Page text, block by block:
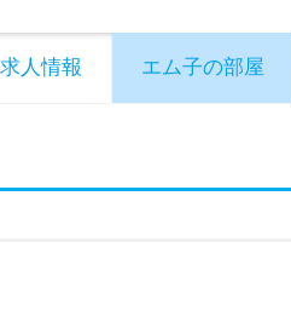
求人情報 エム子の部屋